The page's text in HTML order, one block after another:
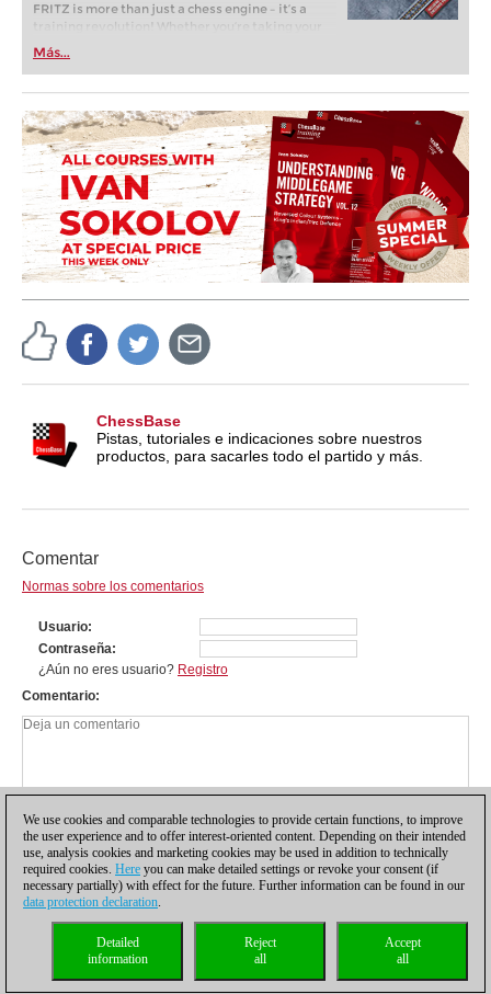
FRITZ is more than just a chess engine – it’s a
training revolution! Whether you’re taking your
first steps into the world of club chess, or already
playing at a tournament level: with FRITZ, you can
train more efficiently, intelligently and with a
more personalised approach than ever before.
Más...
ChessBase
Pistas, tutoriales e indicaciones sobre nuestros
productos, para sacarles todo el partido y más.
Comentar
Normas sobre los comentarios
Usuario
Contraseña
¿Aún no eres usuario? Registro
Comentario
Política de privacidad |Para contactar Cookies Management
Licencias
Compliance Hotline
coldest news
We use cookies and comparable technologies to provide certain functions, to improve
the user experience and to offer interest-oriented content. Depending on their intended
use, analysis cookies and marketing cookies may be used in addition to technically
required cookies. Here you can make detailed settings or revoke your consent (if
necessary partially) with effect for the future. Further information can be found in our
data protection declaration.
Accept
all
Reject
all
Detailed
information